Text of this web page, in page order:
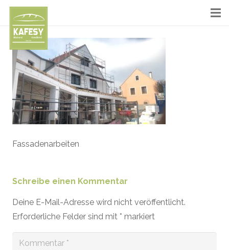
Fassadenarbeiten
Schreibe einen Kommentar
Deine E-Mail-Adresse wird nicht veröffentlicht.
Erforderliche Felder sind mit * markiert